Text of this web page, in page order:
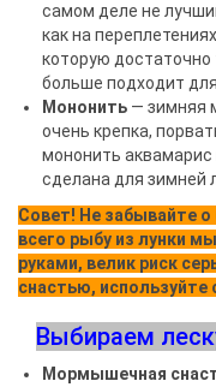
самом деле не
как на
которую достаточно
больше подходит
Мононить — зимняя
очень крепка,
мононить аквамарис
сделана для зимней
Совет! Не забывайте
всего рыбу из лунки
руками, велик риск
снастью, используйте
Выбираем
Мормышечная